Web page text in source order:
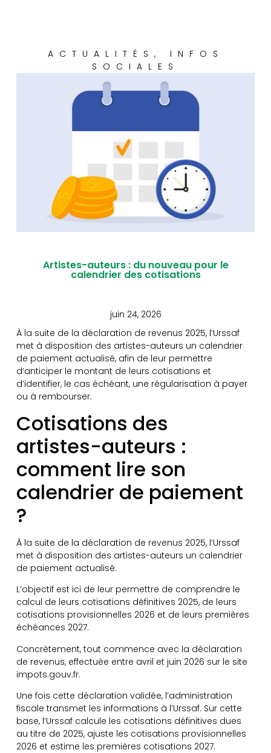
ACTUALITÉS , INFOS
SOCIALES
Artistes-auteurs : du nouveau pour le
calendrier des cotisations
juin 24, 2026
À la suite de la déclaration de revenus 2025, l’Urssaf
met à disposition des artistes-auteurs un calendrier
de paiement actualisé, afin de leur permettre
d’anticiper le montant de leurs cotisations et
d’identifier, le cas échéant, une régularisation à payer
ou à rembourser.
Cotisations des
artistes-auteurs :
comment lire son
calendrier de paiement
?
À la suite de la déclaration de revenus 2025, l’Urssaf
met à disposition des artistes-auteurs un calendrier
de paiement actualisé.
L’objectif est ici de leur permettre de comprendre le
calcul de leurs cotisations définitives 2025, de leurs
cotisations provisionnelles 2026 et de leurs premières
échéances 2027.
Concrètement, tout commence avec la déclaration
de revenus, effectuée entre avril et juin 2026 sur le site
impots.gouv.fr.
Une fois cette déclaration validée, l’administration
fiscale transmet les informations à l’Urssaf. Sur cette
base, l’Urssaf calcule les cotisations définitives dues
au titre de 2025, ajuste les cotisations provisionnelles
2026 et estime les premières cotisations 2027.